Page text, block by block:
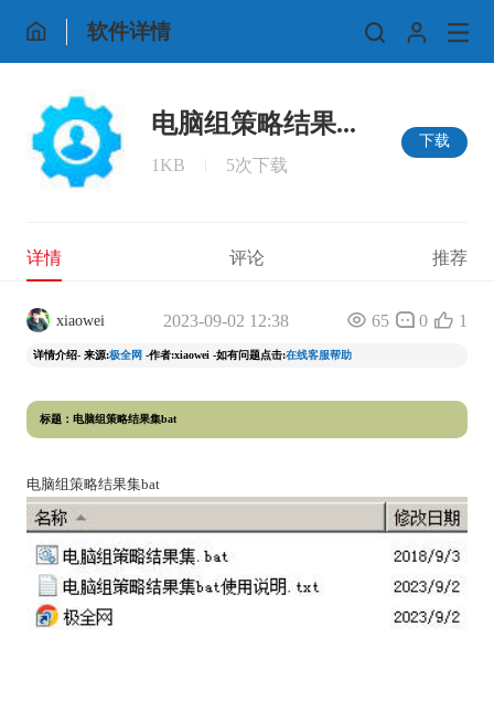
软件详情
电脑组策略结果...
1KB 5次下载
下载
详情 评论 推荐
xiaowei 2023-09-02 12:38 65 0 1
详情介绍- 来源:极全网 -作者:xiaowei -如有问题点击:在线客服帮助
标题：电脑组策略结果集bat
电脑组策略结果集bat